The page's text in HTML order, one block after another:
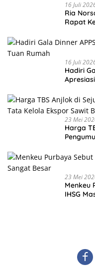
16 Juli
Ria
Rapat
16 Juli
Hadiri
23 Mei
Harga
23 Mei
Menkeu
IHSG